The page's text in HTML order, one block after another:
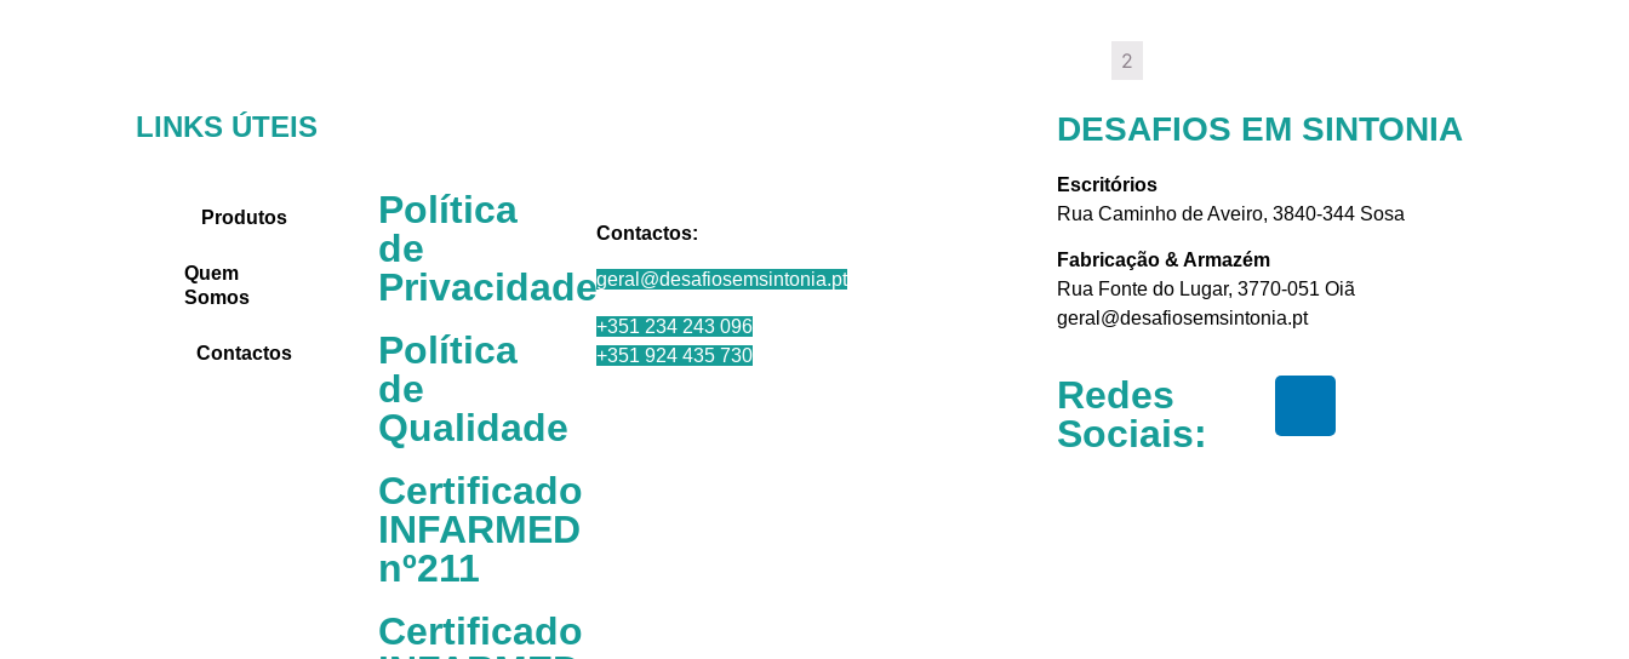
2
LINKS ÚTEIS
Produtos
Quem
Somos
Contactos
Política
de
Privacidade
Política
de
Qualidade
Certificado
INFARMED
nº211
Certificado
Contactos:
geral@desafiosemsintonia.pt
+351 234 243 096
+351 924 435 730
DESAFIOS EM SINTONIA
Escritórios
Rua Caminho de Aveiro, 3840-344 Sosa
Fabricação & Armazém
Rua Fonte do Lugar, 3770-051 Oiã
geral@desafiosemsintonia.pt
Redes
Sociais: